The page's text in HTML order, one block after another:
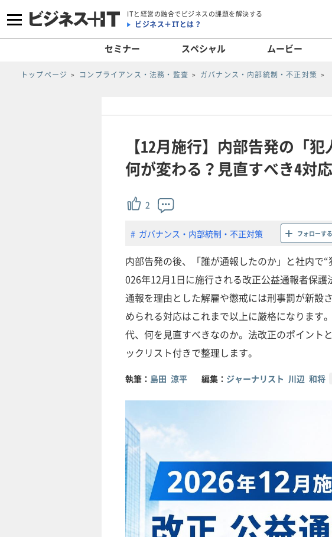
ITと経営の融合でビジネスの課題を解決する
ビジネス＋ITとは？
セミナー スペシャル ムービー
トップページ コンプライアンス・法務・監査 ガバナンス・内部統制・不正対策
【12月施行】内部告発の「
何が変わる？見直すべき4対応
2
ガバナンス・内部統制・不正対策 フォローする
内部告発の後、「誰が通報したのか」と社内
026年12月1日に施行される改正公益通報者保
通報を理由とした解雇や懲戒には刑事罰が新設
められる対応はこれまで以上に厳格になります
代、何を見直すべきなのか。法改正のポイント
ックリスト付きで整理します。
執筆： 島田 涼平 編集： ジャーナリスト 川辺 和将